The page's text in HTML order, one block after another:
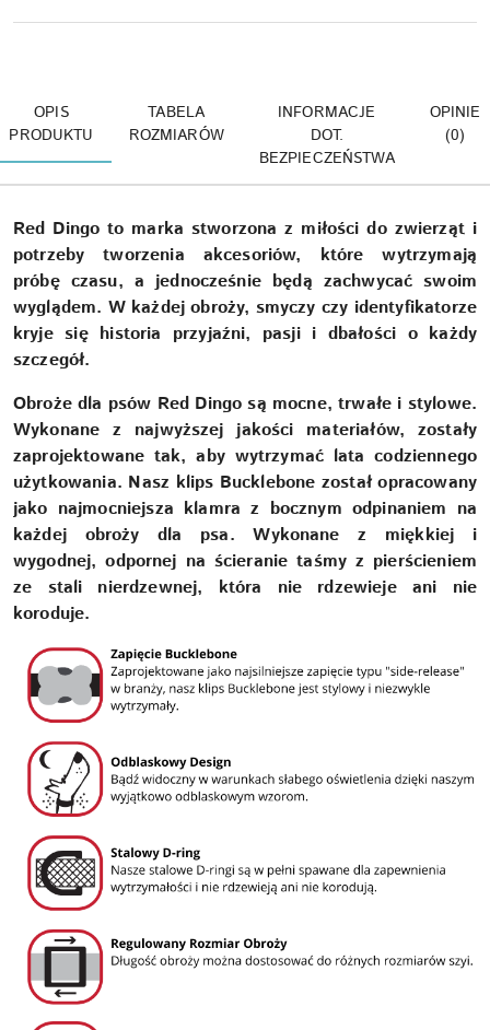
OPIS
PRODUKTU
TABELA
ROZMIARÓW
INFORMACJE
DOT.
BEZPIECZEŃSTWA
OPINIE
(0)
Red Dingo to marka stworzona z miłości do zwierząt i
potrzeby tworzenia akcesoriów, które wytrzymają
próbę czasu, a jednocześnie będą zachwycać swoim
wyglądem. W każdej obroży, smyczy czy identyfikatorze
kryje się historia przyjaźni, pasji i dbałości o każdy
szczegół.
Obroże dla psów Red Dingo są mocne, trwałe i stylowe.
Wykonane z najwyższej jakości materiałów, zostały
zaprojektowane tak, aby wytrzymać lata codziennego
użytkowania. Nasz klips Bucklebone został opracowany
jako najmocniejsza klamra z bocznym odpinaniem na
każdej obroży dla psa. Wykonane z miękkiej i
wygodnej, odpornej na ścieranie taśmy z pierścieniem
ze stali nierdzewnej, która nie rdzewieje ani nie
koroduje.